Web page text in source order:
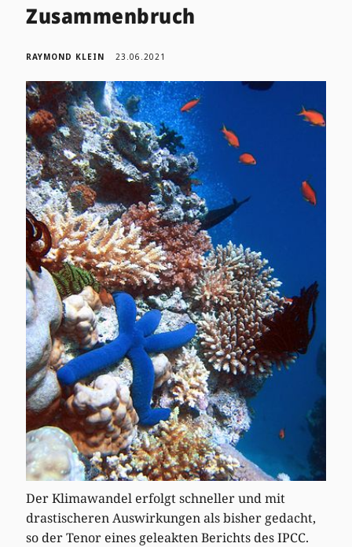
Zusammenbruch
RAYMOND KLEIN 23.06.2021
Der Klimawandel erfolgt schneller und mit
drastischeren Auswirkungen als bisher gedacht,
so der Tenor eines geleakten Berichts des IPCC.